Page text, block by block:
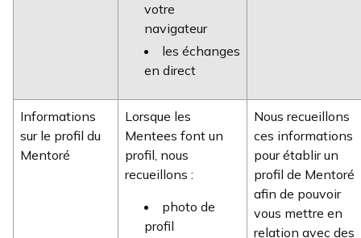
votre
navigateur
les échanges
en direct
Informations
sur le profil du
Mentoré
Lorsque les
Mentees font un
profil, nous
recueillons :
photo de
profil
Nous recueillons
ces informations
pour établir un
profil de Mentoré
afin de pouvoir
vous mettre en
relation avec des